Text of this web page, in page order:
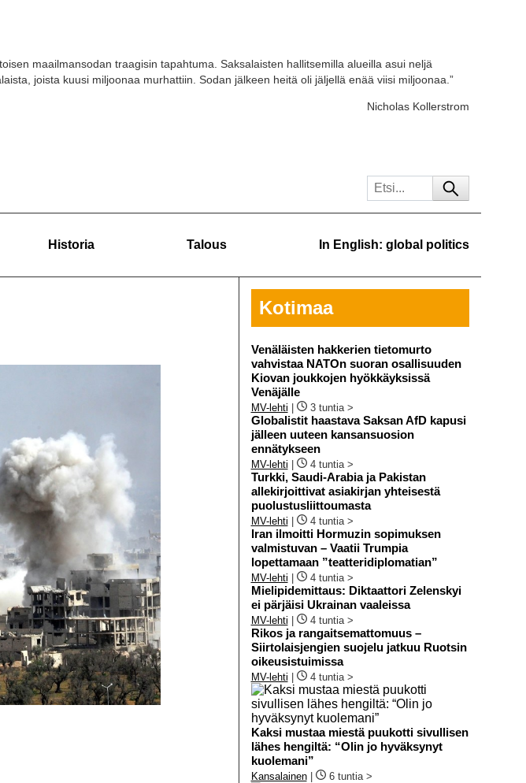
maailmansodan traagisin tapahtuma. Saksalaisten hallitsemilla alueilla asui neljä
joista kuusi miljoonaa murhattiin. Sodan jälkeen heitä oli jäljellä enää viisi miljoonaa.”
Nicholas Kollerstrom
Historia Talous In English: global politics
Kotimaa
Venäläisten hakkerien tietomurto
vahvistaa NATOn suoran osallisuuden
Kiovan joukkojen hyökkäyksissä
Venäjälle
MV-lehti 3 tuntia >
Globalistit haastava Saksan AfD kapusi
jälleen uuteen kansansuosion
ennätykseen
MV-lehti 4 tuntia >
Turkki, Saudi-Arabia ja Pakistan
allekirjoittivat asiakirjan yhteisestä
puolustusliittoumasta
MV-lehti 4 tuntia >
Iran ilmoitti Hormuzin sopimuksen
valmistuvan – Vaatii Trumpia
lopettamaan ”teatteridiplomatian”
MV-lehti 4 tuntia >
Mielipidemittaus: Diktaattori Zelenskyi
ei pärjäisi Ukrainan vaaleissa
MV-lehti 4 tuntia >
Rikos ja rangaitsemattomuus –
Siirtolaisjengien suojelu jatkuu Ruotsin
oikeusistuimissa
MV-lehti 4 tuntia >
Kaksi mustaa miestä puukotti sivullisen
lähes hengiltä: “Olin jo hyväksynyt
kuolemani”
Kansalainen| 6 tuntia >